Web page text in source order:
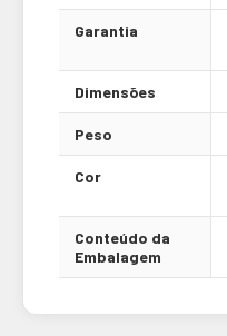
Garantia
Dimensões
Peso
Cor
Conteúdo da
Embalagem